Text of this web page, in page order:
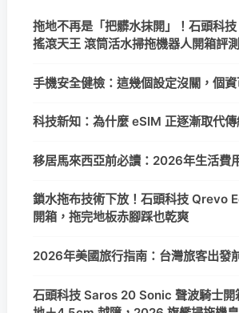
拖地不再是「把髒水抹開」！石頭科
搖滾天王 滾筒活水掃拖機器人開箱評測
手機安全健檢：這幾個設定沒關，個資
科技新知：為什麼 eSIM 正逐漸取代
移居馬來西亞前必讀：2026年生活費
鎖水拖布技術下放！石頭科技 Qrevo
開箱，拖完地板赤腳踩也乾爽
2026年美國旅行指南：台灣旅客出發
石頭科技 Saros 20 Sonic 聲波騎士開